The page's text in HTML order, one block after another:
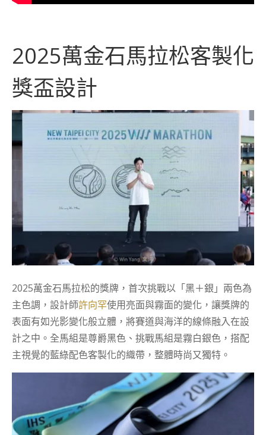
2025萬金石馬拉松客製化
獎盃設計
2025萬金石馬拉松的獎牌，首次挑戰以「黑＋銀」兩色為
主色調，設計師許向罕使用亮面與霧面的變化，讓獎牌的
表面有如光影變化般立體，將賽道與海洋的線條融入在設
計之中。全馬組是尊爵黑色、挑戰馬組是霧白銀色，搭配
主視覺的藍綠配色客製化的織帶，整體時尚又獨特。